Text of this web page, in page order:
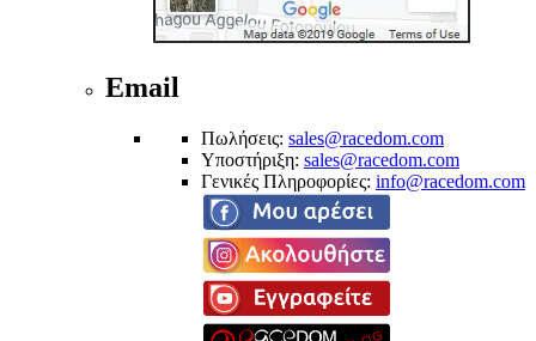
Email
Πωλήσεις: sales@racedom.com
Υποστήριξη: sales@racedom.com
Γενικές Πληροφορίες: info@racedom.com